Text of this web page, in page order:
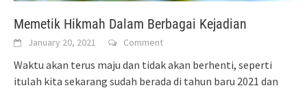
Memetik Hikmah Dalam Berbagai Kejadian
January 20, 2021 Comment
Waktu akan terus maju dan tidak akan berhenti, seperti
itulah kita sekarang sudah berada di tahun baru 2021 dan